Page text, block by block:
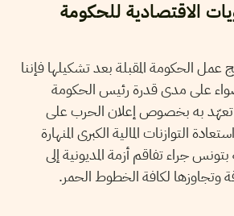
الاقتصادية للحكومة
عمل الحكومة المقبلة بعد تشكيلها فإننا
على مدى قدرة رئيس الحكومة
تعهّد به بخصوص إعلان الحرب على
التوازنات المالية الكبرى المنهارة
جراء تفاقم أزمة المديونية إلى
وتجاوزها لكافة الخطوط الحمر.